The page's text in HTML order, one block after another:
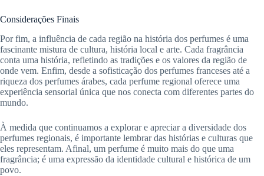
Considerações Finais
Por fim, a influência de cada região na história dos perfumes é uma
fascinante mistura de cultura, história local e arte. Cada fragrância
conta uma história, refletindo as tradições e os valores da região de
onde vem. Enfim, desde a sofisticação dos perfumes franceses até a
riqueza dos perfumes árabes, cada perfume regional oferece uma
experiência sensorial única que nos conecta com diferentes partes do
mundo.
À medida que continuamos a explorar e apreciar a diversidade dos
perfumes regionais, é importante lembrar das histórias e culturas que
eles representam. Afinal, um perfume é muito mais do que uma
fragrância; é uma expressão da identidade cultural e histórica de um
povo.